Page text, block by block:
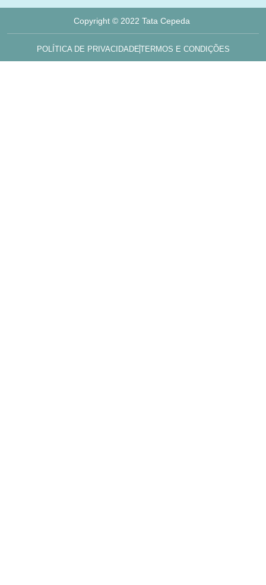
Copyright © 2022 Tata Cepeda
POLÍTICA DE PRIVACIDADETERMOS E CONDIÇÕES